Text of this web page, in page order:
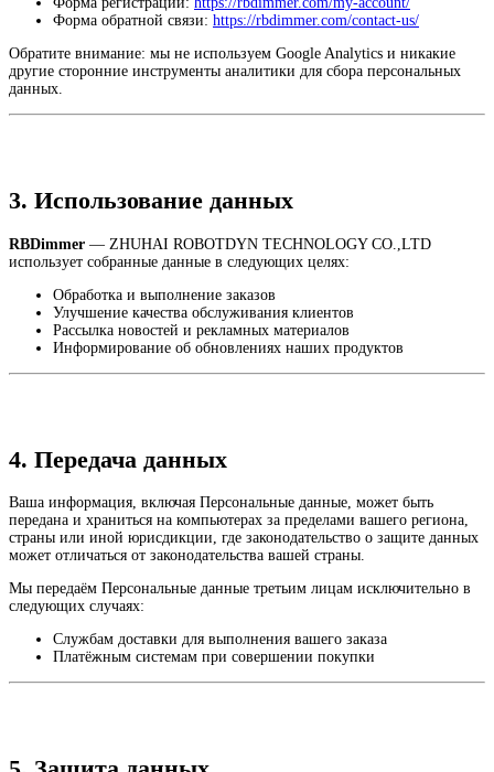
Форма обратной связи: https://rbdimmer.com/contact-us/
Обратите внимание: мы не используем Google Analytics и никакие
другие сторонние инструменты аналитики для сбора персональных
данных.
3. Использование данных
RBDimmer — ZHUHAI ROBOTDYN TECHNOLOGY CO.,LTD
использует собранные данные в следующих целях:
Обработка и выполнение заказов
Улучшение качества обслуживания клиентов
Рассылка новостей и рекламных материалов
Информирование об обновлениях наших продуктов
4. Передача данных
Ваша информация, включая Персональные данные, может быть
передана и храниться на компьютерах за пределами вашего региона,
страны или иной юрисдикции, где законодательство о защите данных
может отличаться от законодательства вашей страны.
Мы передаём Персональные данные третьим лицам исключительно в
следующих случаях:
Службам доставки для выполнения вашего заказа
Платёжным системам при совершении покупки